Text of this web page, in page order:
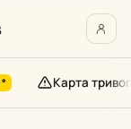
Карта тривог